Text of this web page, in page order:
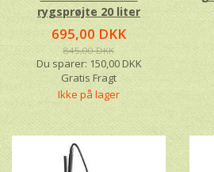
rygsprøjte 20 liter
695,00 DKK
845,00 DKK
Du sparer: 150,00 DKK
Gratis Fragt
Ikke på lager